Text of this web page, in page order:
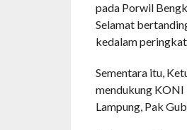
pada Porwil
Selamat
kedalam peringkat
Sementara itu,
mendukung KONI
Lampung, Pak